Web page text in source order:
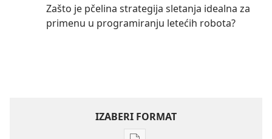
Zašto je pčelina strategija sletanja idealna za
primenu u programiranju letećih robota?
IZABERI FORMAT